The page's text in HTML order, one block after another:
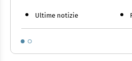
Ultime notizie